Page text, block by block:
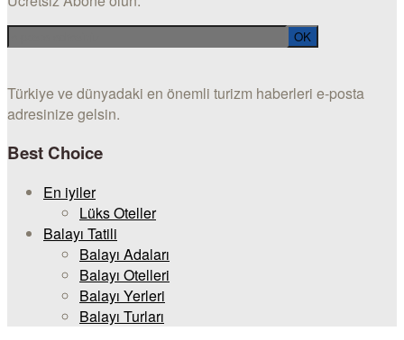
Türkiye ve dünyadaki en önemli turizm haberleri e-posta
adresinize gelsin.
Best Choice
En iyiler
Lüks Oteller
Balayı Tatili
Balayı Adaları
Balayı Otelleri
Balayı Yerleri
Balayı Turları